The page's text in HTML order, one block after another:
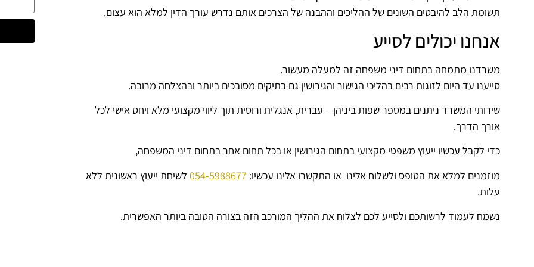
תשומת הלב להיבטים השונים של ההליכים וההבנה של הצרכים אותם נדרש עורך הדין למלא הוא עצום.
אנחנו יכולים לסייע
משרדנו מתמחה בתחום דיני משפחה זה למעלה מעשור.
סייענו עד היום לזוגות רבים בהליכי הגישור והגירושין גם בתיקים מסובכים ביותר ובהצלחה מרובה.
שירותי המשרד ניתנים במספר שפות ביניהן – עברית, אנגלית ורוסית תוך ליווי מקצועי מלא ויחס אישי לכל
אורך הדרך.
כדי לקבל עכשיו ייעוץ משפטי מקצועי בתחום הגירושין או בכל תחום אחר בתחום דיני המשפחה,
מוזמנים למלא את הטופס ולשלוח אלינו או התקשרו אלינו עכשיו: 054-5988677 לשיחת ייעוץ ראשונית ללא
עלות.
נשמח לעמוד לרשותכם ולסייע לכם לצלוח את ההליך המורכב הזה בצורה הטובה ביותר האפשרית.